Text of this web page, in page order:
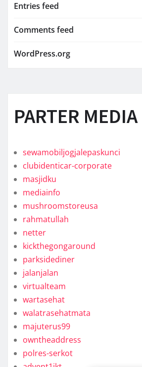
Entries feed
Comments feed
WordPress.org
PARTER MEDIA
sewamobiljogjalepaskunci
clubidenticar-corporate
masjidku
mediainfo
mushroomstoreusa
rahmatullah
netter
kickthegongaround
parksidediner
jalanjalan
virtualteam
wartasehat
walatrasehatmata
majuterus99
owntheaddress
polres-serkot